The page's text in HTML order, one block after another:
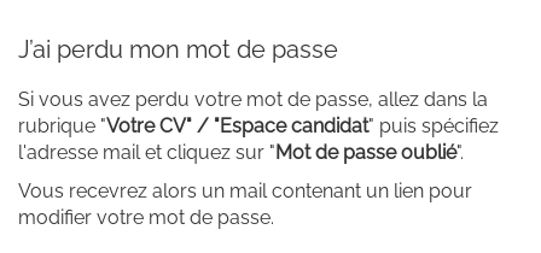
J’ai perdu mon mot de passe
Si vous avez perdu votre mot de passe, allez dans la
rubrique "Votre CV" / "Espace candidat" puis spécifiez
l'adresse mail et cliquez sur "Mot de passe oublié".
Vous recevrez alors un mail contenant un lien pour
modifier votre mot de passe.